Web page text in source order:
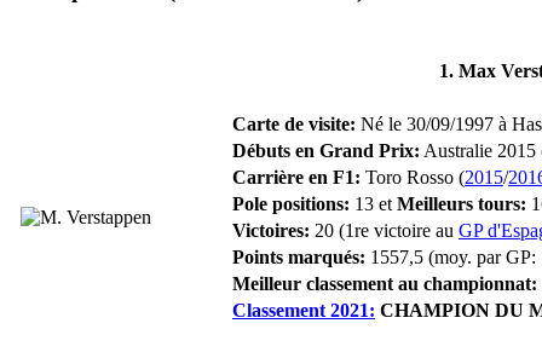
1. Max
Carte de visite: Né le 30/09/1997 à
Débuts en Grand Prix: Australie
Carrière en F1: Toro Rosso (2015/
Pole positions: 13 et Meilleurs tours:
Victoires: 20 (1re victoire au GP
Points marqués: 1557,5 (moy. par GP:
Meilleur classement au championnat:
Classement 2021: CHAMPION DU